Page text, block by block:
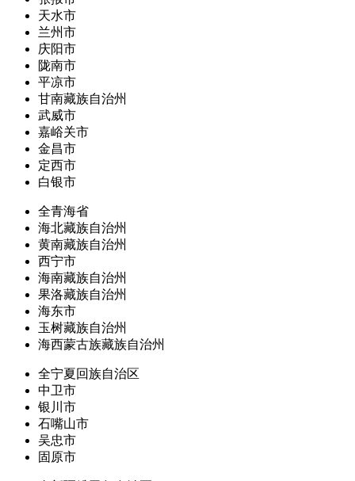
天水市
兰州市
庆阳市
陇南市
平凉市
甘南藏族自治州
武威市
嘉峪关市
金昌市
定西市
白银市
全青海省
海北藏族自治州
黄南藏族自治州
西宁市
海南藏族自治州
果洛藏族自治州
海东市
玉树藏族自治州
海西蒙古族藏族自治州
全宁夏回族自治区
中卫市
银川市
石嘴山市
吴忠市
固原市